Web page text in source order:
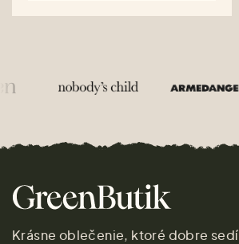
Krásne oblečenie, ktoré dobre sedí.